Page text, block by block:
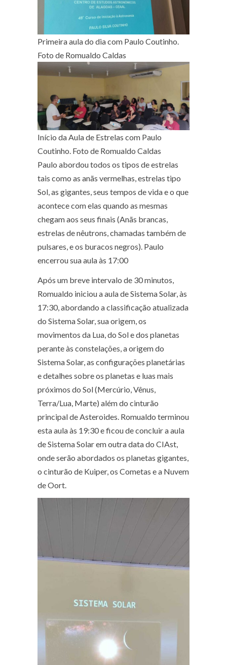
Primeira aula do dia com Paulo Coutinho.
Foto de Romualdo Caldas
Início da Aula de Estrelas com Paulo
Coutinho. Foto de Romualdo Caldas
Paulo abordou todos os tipos de estrelas
tais como as anãs vermelhas, estrelas tipo
Sol, as gigantes, seus tempos de vida e o que
acontece com elas quando as mesmas
chegam aos seus finais (Anãs brancas,
estrelas de nêutrons, chamadas também de
pulsares, e os buracos negros). Paulo
encerrou sua aula às 17:00
Após um breve intervalo de 30 minutos,
Romualdo iniciou a aula de Sistema Solar, às
17:30, abordando a classificação atualizada
do Sistema Solar, sua origem, os
movimentos da Lua, do Sol e dos planetas
perante às constelações, a origem do
Sistema Solar, as configurações planetárias
e detalhes sobre os planetas e luas mais
próximos do Sol (Mercúrio, Vênus,
Terra/Lua, Marte) além do cinturão
principal de Asteroides. Romualdo terminou
esta aula às 19:30 e ficou de concluir a aula
de Sistema Solar em outra data do CIAst,
onde serão abordados os planetas gigantes,
o cinturão de Kuiper, os Cometas e a Nuvem
de Oort.